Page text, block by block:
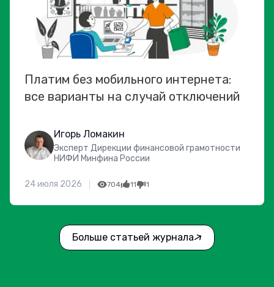
Платим без мобильного интернета:
все варианты на случай отключений
Игорь Ломакин
Эксперт Дирекции финансовой грамотности
НИФИ Минфина России
24 июля 2026 704 11 1
Больше статьей журнала